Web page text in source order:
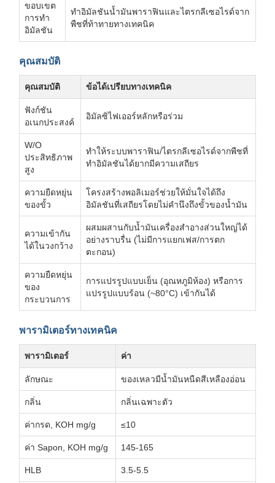
ขอบเขต
การทำ
อิมัลชัน
ทำอิมัลชันน้ำมันพาราฟินและไตรกลีเซอไรด์จาก
พืชที่ท้าทายทางเทคนิค
คุณสมบัติ
คุณสมบัติ ข้อได้เปรียบทางเทคนิค
ฟังก์ชัน
อเนกประสงค์
อิมัลซิไฟเออร์หลักหรือร่วม
W/O
ประสิทธิภาพ
สูง
ทำให้ระบบพาราฟิน/ไตรกลีเซอไรด์จากพืชที่
ทำอิมัลชันได้ยากมีความเสถียร
ความยืดหยุ่น
ของขั้ว
โครงสร้างพอลิเมอร์ช่วยให้มั่นใจได้ถึง
อิมัลชันที่เสถียรโดยไม่คำนึงถึงขั้วของน้ำมัน
ความเข้ากัน
ได้ในวงกว้าง
ผสมผสานกับน้ำมันเครื่องสำอางส่วนใหญ่ได้
อย่างราบรื่น (ไม่มีการแยกเฟส/การตก
ตะกอน)
ความยืดหยุ่น
ของ
กระบวนการ
การแปรรูปแบบเย็น (อุณหภูมิห้อง) หรือการ
แปรรูปแบบร้อน (~80°C) เข้ากันได้
พารามิเตอร์ทางเทคนิค
พารามิเตอร์ ค่า
ลักษณะ ของเหลวมีน้ำมันหนืดสีเหลืองอ่อน
กลิ่น กลิ่นเฉพาะตัว
ค่ากรด, KOH mg/g ≤10
ค่า Sapon, KOH mg/g 145-165
HLB 3.5-5.5